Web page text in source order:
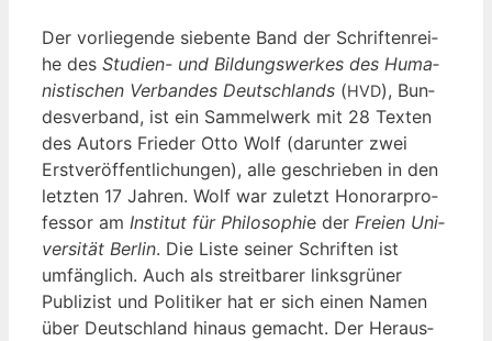
Der vor­lie­gen­de sie­ben­te Band der Schrif­ten­rei­
he des Stu­di­en- und Bil­dungs­wer­kes des Huma­
nis­ti­schen Ver­ban­des Deutsch­lands (HVD), Bun­
des­ver­band, ist ein Sam­mel­werk mit 28 Tex­ten
des Autors Frie­der Otto Wolf (dar­un­ter zwei
Erst­ver­öf­fent­li­chun­gen), alle geschrie­ben in den
letz­ten 17 Jah­ren. Wolf war zuletzt Hono­rar­pro­
fes­sor am Insti­tut für Phi­lo­so­phie der Frei­en Uni­
ver­si­tät Ber­lin. Die Lis­te sei­ner Schrif­ten ist
umfäng­lich. Auch als streit­ba­rer links­grü­ner
Publi­zist und Poli­ti­ker hat er sich einen Namen
über Deutsch­land hin­aus gemacht. Der Her­aus­